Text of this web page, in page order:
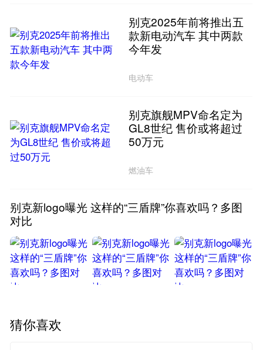
别克2025年前将推出五
款新电动汽车 其中两款
今年发
电动车
别克旗舰MPV命名定为
GL8世纪 售价或将超过
50万元
燃油车
别克新logo曝光 这样的“三盾牌”你喜欢吗？多图
对比
猜你喜欢